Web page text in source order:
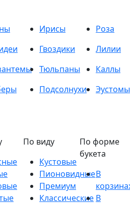
Ирисы
Роза
Гвоздики
Лилии
Тюльпаны
Каллы
Подсолнухи
Эустомы
По виду
Кустовые
Пионовидные
Премиум
Классические
По форме
букета
В
В